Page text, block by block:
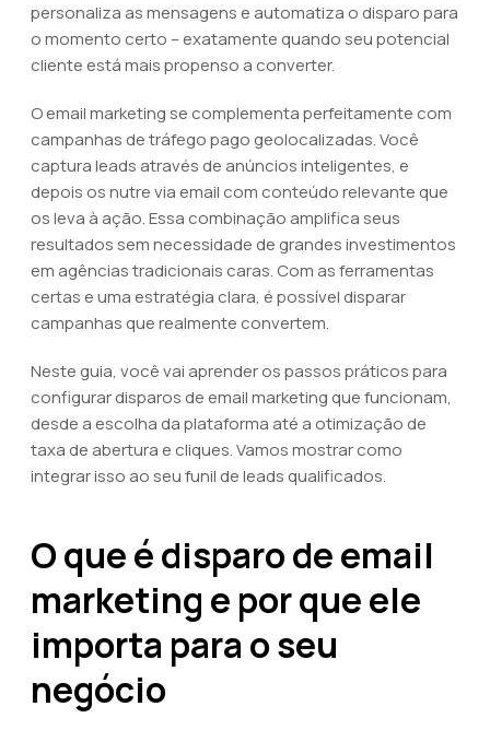
personaliza as mensagens e automatiza o disparo para
o momento certo – exatamente quando seu potencial
cliente está mais propenso a converter.
O email marketing se complementa perfeitamente com
campanhas de tráfego pago geolocalizadas. Você
captura leads através de anúncios inteligentes, e
depois os nutre via email com conteúdo relevante que
os leva à ação. Essa combinação amplifica seus
resultados sem necessidade de grandes investimentos
em agências tradicionais caras. Com as ferramentas
certas e uma estratégia clara, é possível disparar
campanhas que realmente convertem.
Neste guia, você vai aprender os passos práticos para
configurar disparos de email marketing que funcionam,
desde a escolha da plataforma até a otimização de
taxa de abertura e cliques. Vamos mostrar como
integrar isso ao seu funil de leads qualificados.
O que é disparo de email
marketing e por que ele
importa para o seu
negócio